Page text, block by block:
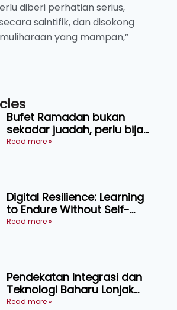
diberi perhatian serius,
saintifik, dan disokong
yang mampan,”
Bufet Ramadan bukan
sekadar juadah, perlu bijak
memilih dan selamat
Read more »
Digital Resilience: Learning
to Endure Without Self-
Pressure
Read more »
Pendekatan Integrasi dan
Teknologi Baharu Lonjak
Produktiviti Ternakan
Read more »